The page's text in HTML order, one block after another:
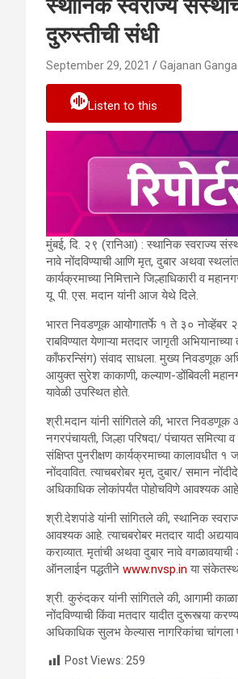
स्थानिक स्वराज्य
दुरुस्तीची संधी
September 29, 2021 Gajanan
Listen to this
मुंबई, दि. २९ (रानिआ) : स्थानिक स्वराज्य
नावे नोंदविण्याची आणि मृत, दुबार अथवा
कार्यक्रमाच्या निमित्ताने जिल्हाधिकारी व
यू. पी. एस. मदान यांनी आज येथे दिले.
भारत निवडणूक आयोगातर्फे १ ते ३० नोव्हेंबर
राबविण्यात येणाऱ्या मतदार जागृती
काँफरन्सिंग) संवाद साधला. मुख्य निवडणूक
आयुक्त सुरेश काकाणी, कल्याण-डोंबिवली
यावेळी उपस्थित होते.
श्री.मदान यांनी सांगितले की, भारत निवडणूक
नगरपंचायती, जिल्हा परिषदा/ पंचायत समित्या
संक्षिप्त पुनरीक्षण कार्यक्रमाच्या कालावधीत
नोंदवावित. त्याचबरोबर मृत, दुबार/ समान
अधिकाधिक लोकांपर्यंत पोहोचविणे आवश्यक
श्री.देशपांडे यांनी सांगितले की, स्थानिक
आवश्यक आहे. त्याचबरोबर मतदार यादी
कराव्यात. मृतांची अथवा दुबार नावे
ऑनलाईन पद्धतीने www.nvsp.in या
श्री. कुरुंदकर यांनी सांगितले की, आगामी
नोंदविण्याची किंवा मतदार यादीत दुरूस्त्या
अधिकाधिक सुलभ केल्यास नागरिकांचा चांगला
Post Views: 259